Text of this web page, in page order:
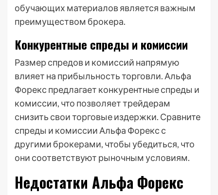
обучающих материалов является важным
преимуществом брокера.
Конкурентные спреды и комиссии
Размер спредов и комиссий напрямую
влияет на прибыльность торговли. Альфа
Форекс предлагает конкурентные спреды и
комиссии, что позволяет трейдерам
снизить свои торговые издержки. Сравните
спреды и комиссии Альфа Форекс с
другими брокерами, чтобы убедиться, что
они соответствуют рыночным условиям.
Недостатки Альфа Форекс